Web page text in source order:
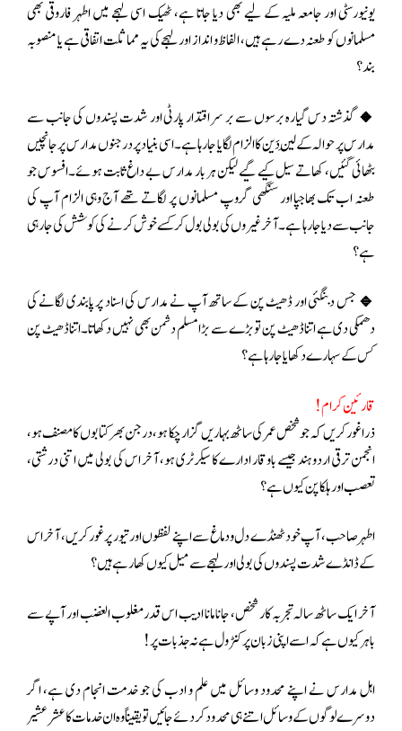
یونیورسٹی اور جامعہ ملیہ کے لیے بھی دیا جاتا ہے، ٹھیک اسی لہجے میں اطہر فاروقی بھی
مسلمانوں کو طعنہ دے رہے ہیں، الفاظ و انداز اور لہجے کی یہ مماثلت اتفاقی ہے یا منصوبہ
بند؟
🔸گذشتہ دس گیارہ برسوں سے بر سر اقتدار پارٹی اور شدت پسندوں کی جانب سے
مدارس پر حوالہ کے لَین دَین کا الزام لگایا جا رہا ہے۔اسی بنیاد پر درجنوں مدارس پر جانچیں
بٹھائی گئیں، کھاتے سیل کیے گیے لیکن ہر بار مدارس بے داغ ثابت ہوئے۔افسوس جو
طعنہ اب تک بھاجپا اور سنگھی گروپ مسلمانوں پر لگاتے تھے آج وہی الزام آپ کی
جانب سے دیا جا رہا ہے۔آخر غیروں کی بولی بول کر کسے خوش کرنے کی کوشش کی جا رہی
ہے؟
🔹جس دبنگئی اور ڈھیٹ پن کے ساتھ آپ نے مدارس کی اسناد پر پابندی لگانے کی
دھمکی دی ہے اتنا ڈھیٹ پن تو بڑے سے بڑا مسلم دشمن بھی نہیں دکھاتا۔اتنا ڈھیٹ پن
کس کے سہارے دکھایا جا رہا ہے؟
قارئین کرام!
ذرا غور کریں کہ جو شخص عمر کی ساٹھ بہاریں گزار چکا ہو، درجن بھر کتابوں کا مصنف ہو،
انجمن ترقی اردو ہند جیسے باوقار ادارے کا سیکرٹری ہو، آخر اس کی بولی میں اتنی درشتی،
تعصب اور ہلکا پن کیوں ہے؟
اطہر صاحب، آپ خود ٹھنڈے دل و دماغ سے اپنے لفظوں اور تیور پر غور کریں، آخر اس
کے ڈانڈے شدت پسندوں کی بولی اور لہجے سے میل کیوں کھا رہے ہیں؟
آخر ایک ساٹھ سالہ تجربہ کار شخص، جانا مانا ادیب اس قدر مغلوب الغضب اور آپے سے
باہر کیوں ہے کہ اسے اپنی زبان پر کنٹرول ہے نہ جذبات پر!
اہل مدارس نے اپنے محدود وسائل میں علم و ادب کی جو خدمت انجام دی ہے، اگر
دوسرے لوگوں کے وسائل اتنے ہی محدود کر دئے جائیں تو یقیناً وہ ان خدمات کا عشر عشیر